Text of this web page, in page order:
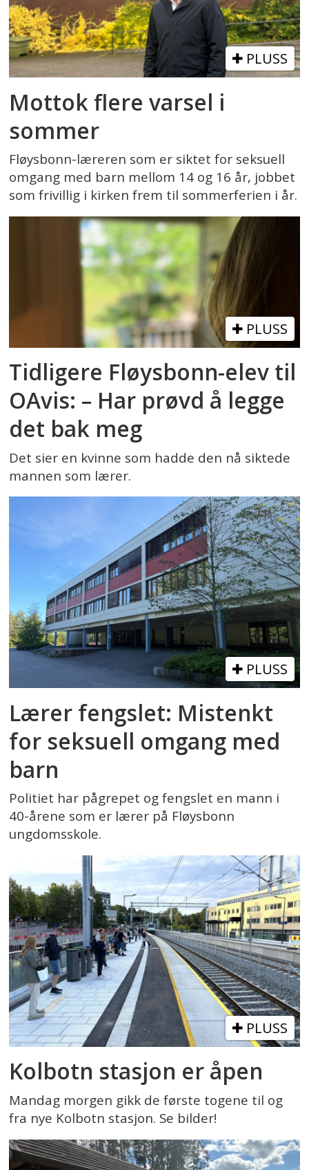
PLUSS
Mottok flere varsel i
sommer
Fløysbonn-læreren som er siktet for seksuell
omgang med barn mellom 14 og 16 år, jobbet
som frivillig i kirken frem til sommerferien i år.
PLUSS
Tidligere Fløysbonn-elev til
OAvis: – Har prøvd å legge
det bak meg
Det sier en kvinne som hadde den nå siktede
mannen som lærer.
PLUSS
Lærer fengslet: Mistenkt
for seksuell omgang med
barn
Politiet har pågrepet og fengslet en mann i
40-årene som er lærer på Fløysbonn
ungdomsskole.
PLUSS
Kolbotn stasjon er åpen
Mandag morgen gikk de første togene til og
fra nye Kolbotn stasjon. Se bilder!